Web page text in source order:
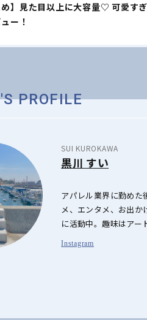
め】見た目以上に大容量♡ 可愛す
ー！
PROFILE
SUI KUROKAWA
黒川 すい
アパレル業界に勤めた
メ、エンタメ、お出か
に活動中。趣味はアー
Instagram